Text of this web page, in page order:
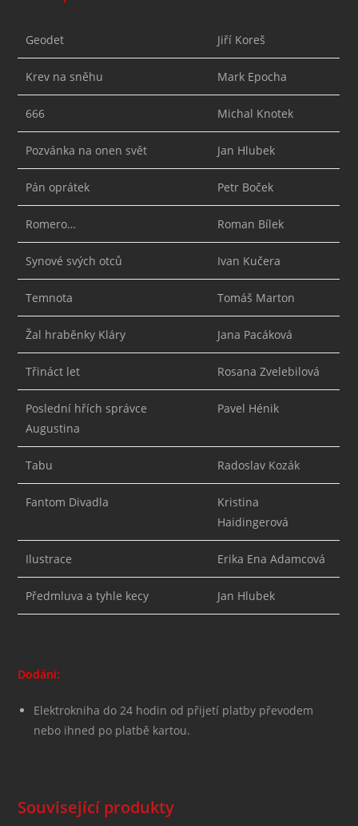
Geodet Jiří Koreš
Krev na sněhu Mark Epocha
666 Michal Knotek
Pozvánka na onen svět Jan Hlubek
Pán oprátek Petr Boček
Romero… Roman Bílek
Synové svých otců Ivan Kučera
Temnota Tomáš Marton
Žal hraběnky Kláry Jana Pacáková
Třináct let Rosana Zvelebilová
Poslední hřích správce
Augustina
Pavel Hénik
Tabu Radoslav Kozák
Fantom Divadla
Kristina
Haidingerová
Ilustrace Erika Ena Adamcová
Předmluva a tyhle kecy Jan Hlubek
Dodání:
Elektrokniha do 24 hodin od přijetí platby převodem
nebo ihned po platbě kartou.
Související produkty